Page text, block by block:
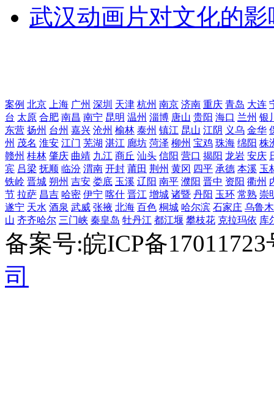
武汉动画片对文化的影
案例 北京 上海 广州 深圳 天津 杭州 南京 济南 重庆 青岛 大连
台 太原 合肥 南昌 南宁 昆明 温州 淄博 唐山 贵阳 海口 兰州 银
东营 扬州 台州 嘉兴 沧州 榆林 泰州 镇江 昆山 江阴 义乌 金华
州 茂名 淮安 江门 芜湖 湛江 廊坊 菏泽 柳州 宝鸡 珠海 绵阳 株
赣州 桂林 肇庆 曲靖 九江 商丘 汕头 信阳 营口 揭阳 龙岩 安庆
宾 吕梁 抚顺 临汾 渭南 开封 莆田 荆州 黄冈 四平 承德 本溪 玉
铁岭 晋城 朔州 吉安 娄底 玉溪 辽阳 南平 濮阳 晋中 资阳 衢州
节 拉萨 昌吉 哈密 伊宁 喀什 晋江 增城 诸暨 丹阳 玉环 常熟 崇
遂宁 天水 酒泉 武威 张掖 北海 百色 桐城 哈尔滨 石家庄 乌鲁
山 齐齐哈尔 三门峡 秦皇岛 牡丹江 都江堰 攀枝花 克拉玛依 库
备案号:皖ICP备
司